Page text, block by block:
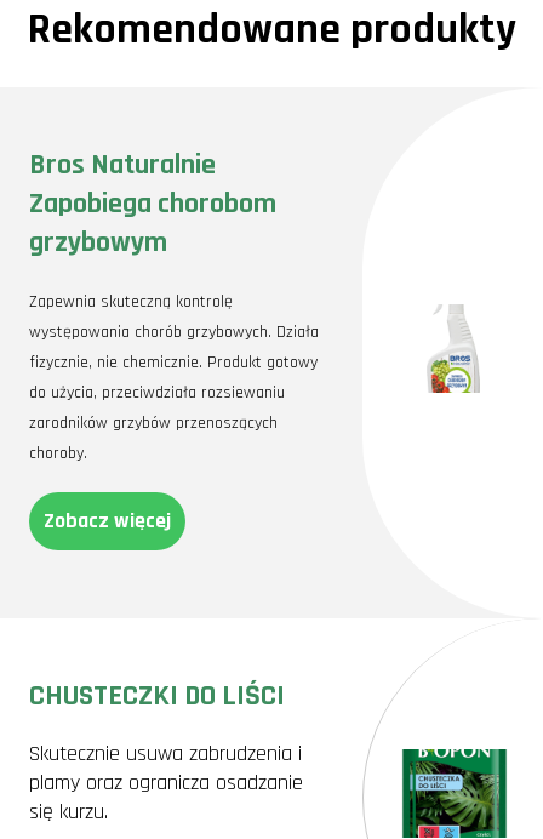
Rekomendowane produkty
Bros Naturalnie
Zapobiega chorobom
grzybowym
Zapewnia skuteczną kontrolę
występowania chorób grzybowych. Działa
fizycznie, nie chemicznie. Produkt gotowy
do użycia, przeciwdziała rozsiewaniu
zarodników grzybów przenoszących
choroby.
Zobacz więcej
CHUSTECZKI DO LIŚCI
Skutecznie usuwa zabrudzenia i
plamy oraz ogranicza osadzanie
się kurzu.